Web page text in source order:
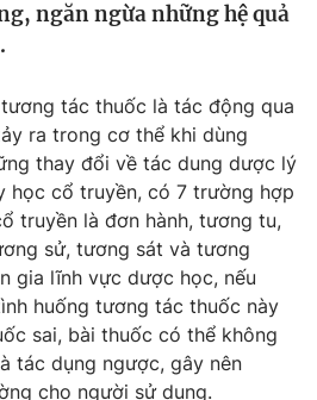
ngăn ngừa những hệ quả
tác thuốc là tác động qua
ra trong cơ thể khi dùng
thay đổi về tác dung dược lý
học cổ truyền, có 7 trường hợp
truyền là đơn hành, tương tu,
sử, tương sát và tương
gia lĩnh vực dược học, nếu
huống tương tác thuốc này
sai, bài thuốc có thể không
tác dụng ngược, gây nên
cho người sử dụng.